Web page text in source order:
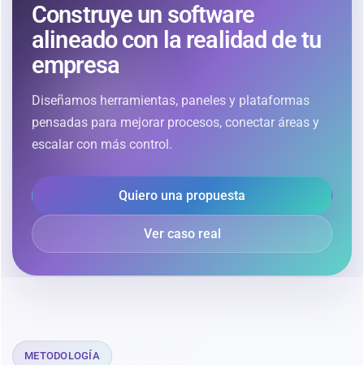
Construye un software
alineado con la realidad de tu
empresa
Diseñamos herramientas, paneles y plataformas
pensadas para mejorar procesos, conectar áreas y
escalar con más control.
Quiero una propuesta
Ver caso real
METODOLOGÍA